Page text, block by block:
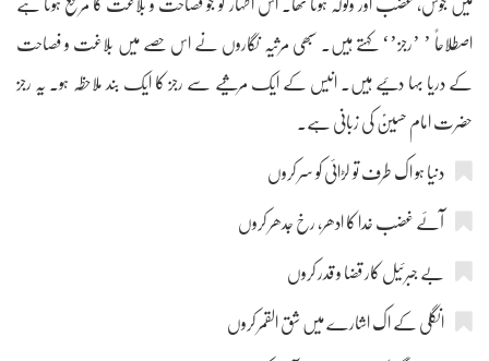
میں جوش، غضب اور ولولہ ہوتا تھا۔ اس اظہار کو جو فصاحت و بلاغت کا مرقع ہوتا ہے
اصطلاحاً ’ ’رجز’‘ کہتے ہیں۔ سبھی مرثیہ نگاروں نے اس حصے میں بلاغت و فصاحت
کے دریا بہا دئیے ہیں۔ انیس کے ایک مرثیے سے رجز کا ایک بند ملاحظہ ہو۔ یہ رجز
حضرت امام حسینؑ کی زبانی ہے۔
دنیا ہو اک طرف تو لڑائی کو سر کروں
آئے غضب خدا کا ادھر، رخ جدھر کروں
بے جبرئیل کار قضا و قدر کروں
انگلی کے اک اشارے میں شق القمر کروں